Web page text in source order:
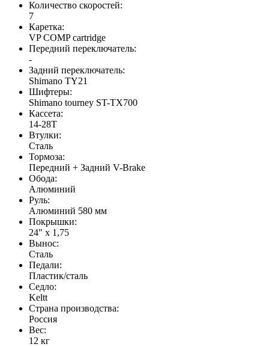
Количество скоростей:
7
Каретка:
VP COMP cartridge
Передний переключатель:
-
Задний переключатель:
Shimano TY21
Шифтеры:
Shimano tourney ST-TX700
Кассета:
14-28T
Втулки:
Сталь
Тормоза:
Передний + Задний V-Brake
Обода:
Алюминий
Руль:
Алюминий 580 мм
Покрышки:
24" х 1,75
Вынос:
Сталь
Педали:
Пластик/сталь
Седло:
Keltt
Страна производства:
Россия
Вес:
12 кг